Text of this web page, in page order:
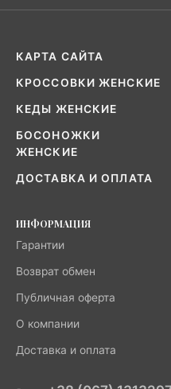
КАРТА САЙТА
КРОССОВКИ ЖЕНСКИЕ
КЕДЫ ЖЕНСКИЕ
БОСОНОЖКИ
ЖЕНСКИЕ
ДОСТАВКА И ОПЛАТА
ИНФОРМАЦИЯ
Гарантии
Возврат обмен
Публичная оферта
О компании
Доставка и оплата